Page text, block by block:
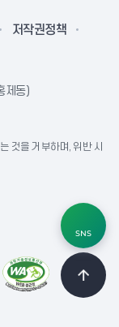
저작권정책
제동)
것을 거부하며, 위반 시
SNS